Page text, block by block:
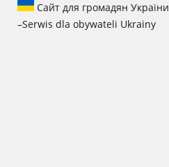
Сайт для громадян України
–Serwis dla obywateli Ukrainy